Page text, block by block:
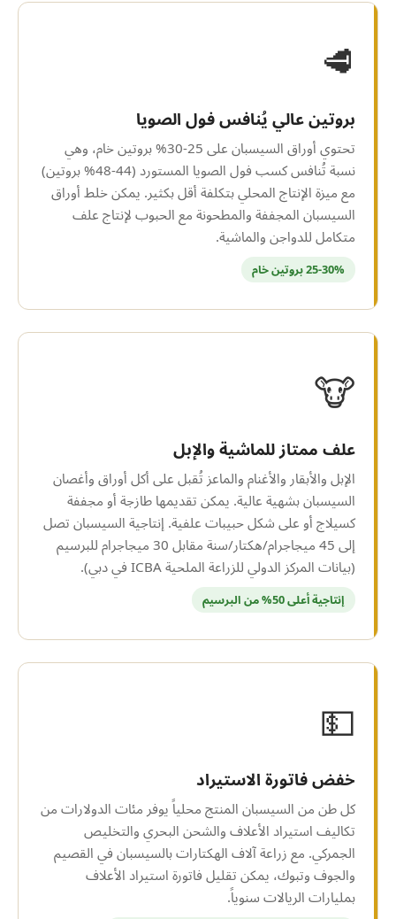
🥩
بروتين عالي يُنافس فول الصويا
تحتوي أوراق السيسبان على 25-30% بروتين خام، وهي
نسبة تُنافس كسب فول الصويا المستورد (44-48% بروتين)
مع ميزة الإنتاج المحلي بتكلفة أقل بكثير. يمكن خلط أوراق
السيسبان المجففة والمطحونة مع الحبوب لإنتاج علف
متكامل للدواجن والماشية.
25-30% بروتين خام
🐮
علف ممتاز للماشية والإبل
الإبل والأبقار والأغنام والماعز تُقبل على أكل أوراق وأغصان
السيسبان بشهية عالية. يمكن تقديمها طازجة أو مجففة
كسيلاج أو على شكل حبيبات علفية. إنتاجية السيسبان تصل
إلى 45 ميجاجرام/هكتار/سنة مقابل 30 ميجاجرام للبرسيم
(بيانات المركز الدولي للزراعة الملحية ICBA في دبي).
إنتاجية أعلى 50% من البرسيم
💵
خفض فاتورة الاستيراد
كل طن من السيسبان المنتج محلياً يوفر مئات الدولارات من
تكاليف استيراد الأعلاف والشحن البحري والتخليص
الجمركي. مع زراعة آلاف الهكتارات بالسيسبان في القصيم
والجوف وتبوك، يمكن تقليل فاتورة استيراد الأعلاف
بمليارات الريالات سنوياً.